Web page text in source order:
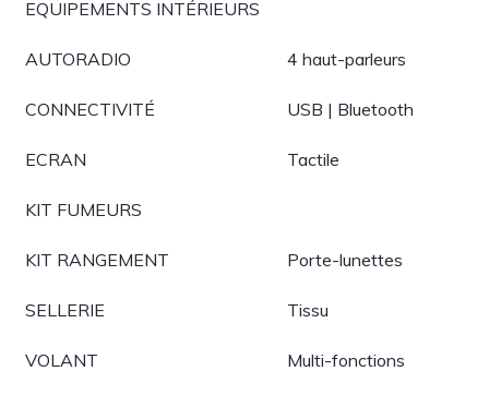
EQUIPEMENTS INTÉRIEURS
AUTORADIO 4 haut-parleurs
CONNECTIVITÉ USB | Bluetooth
ECRAN Tactile
KIT FUMEURS
KIT RANGEMENT Porte-lunettes
SELLERIE Tissu
VOLANT Multi-fonctions